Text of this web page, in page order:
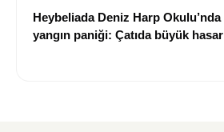
Heybeliada Deniz Harp Okulu’nda
yangın paniği: Çatıda büyük hasar